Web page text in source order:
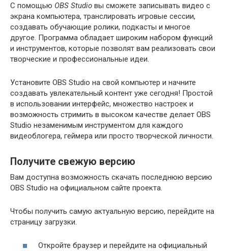
С помощью OBS Studio вы сможете записывать видео с
экрана компьютера, транслировать игровые сессии,
создавать обучающие ролики, подкасты и многое
другое. Программа обладает широким набором функций
и инструментов, которые позволят вам реализовать свои
творческие и профессиональные идеи.
Установите OBS Studio на свой компьютер и начните
создавать увлекательный контент уже сегодня! Простой
в использовании интерфейс, множество настроек и
возможность стримить в высоком качестве делает OBS
Studio незаменимым инструментом для каждого
видеоблогера, геймера или просто творческой личности.
Получите свежую версию
Вам доступна возможность скачать последнюю версию
OBS Studio на официальном сайте проекта.
Чтобы получить самую актуальную версию, перейдите на
страницу загрузки.
Откройте браузер и перейдите на официальный